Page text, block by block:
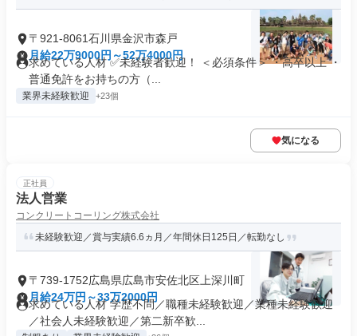
〒921-8061石川県金沢市森戸
月給22万9000円～52万4000円
求めている人材 ✅未経験者歓迎！ ＜必須条件＞ ・高卒以上 ・
普通免許をお持ちの方（...
業界未経験歓迎 +23個
気になる
正社員
法人営業
コンクリートコーリング株式会社
未経験歓迎／賞与実績6.6ヵ月／年間休日125日／転勤なし
〒739-1752広島県広島市安佐北区上深川町
月給24万円～33万2000円
求めている人材 学歴不問／職種未経験歓迎／業種未経験歓迎
／社会人未経験歓迎／第二新卒歓...